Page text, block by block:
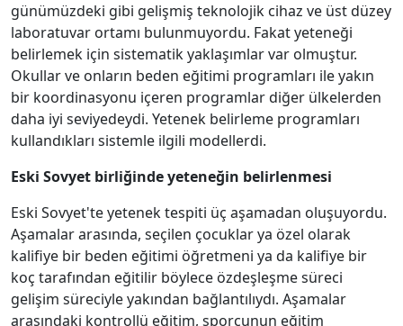
günümüzdeki gibi gelişmiş teknolojik cihaz ve üst düzey
laboratuvar ortamı bulunmuyordu. Fakat yeteneği
belirlemek için sistematik yaklaşımlar var olmuştur.
Okullar ve onların beden eğitimi programları ile yakın
bir koordinasyonu içeren programlar diğer ülkelerden
daha iyi seviyedeydi. Yetenek belirleme programları
kullandıkları sistemle ilgili modellerdi.
Eski Sovyet birliğinde yeteneğin belirlenmesi
Eski Sovyet'te yetenek tespiti üç aşamadan oluşuyordu.
Aşamalar arasında, seçilen çocuklar ya özel olarak
kalifiye bir beden eğitimi öğretmeni ya da kalifiye bir
koç tarafından eğitilir böylece özdeşleşme süreci
gelişim süreciyle yakından bağlantılıydı. Aşamalar
arasındaki kontrollü eğitim, sporcunun eğitim